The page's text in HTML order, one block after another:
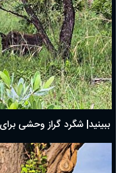
ببینید| شگرد گراز وحشی